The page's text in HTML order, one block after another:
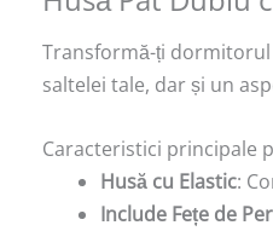
Transformă-ți dormitorul
saltelei tale, dar și un
Caracteristici principale
Husă cu Elastic:
Include Fețe de